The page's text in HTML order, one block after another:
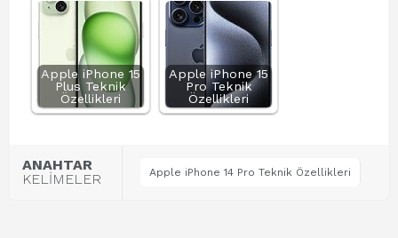
Apple iPhone 15
Plus Teknik
Özellikleri
Apple iPhone 15
Pro Teknik
Özellikleri
ANAHTAR
KELİMELER
Apple iPhone 14 Pro Teknik Özellikleri